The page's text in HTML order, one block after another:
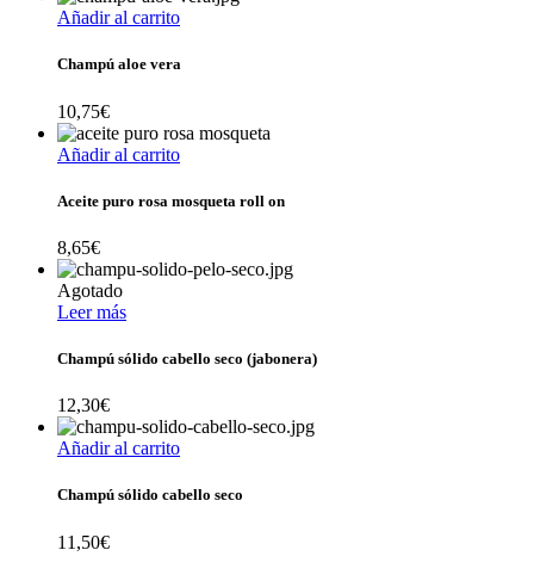
Añadir al carrito
Champú aloe vera
10,75€
Añadir al carrito
Aceite puro rosa mosqueta roll on
8,65€
Agotado
Leer más
Champú sólido cabello seco (jabonera)
12,30€
Añadir al carrito
Champú sólido cabello seco
11,50€